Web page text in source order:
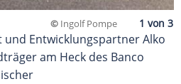
© Ingolf Pompe
und Entwicklungspartner Alko
am Heck des Banco